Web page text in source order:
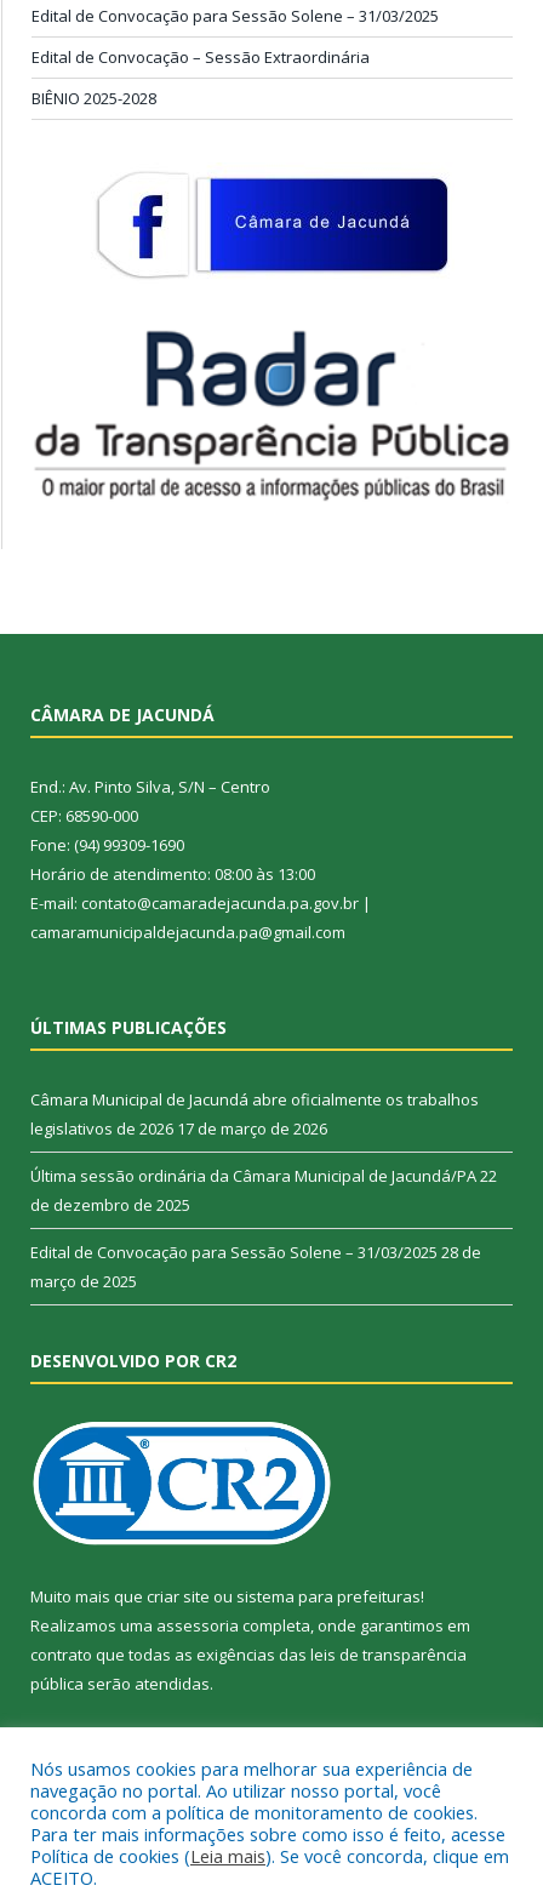
Edital de Convocação para Sessão Solene – 31/03/2025
Edital de Convocação – Sessão Extraordinária
BIÊNIO 2025-2028
CÂMARA DE JACUNDÁ
End.: Av. Pinto Silva, S/N – Centro
CEP: 68590-000
Fone: (94) 99309-1690
Horário de atendimento: 08:00 às 13:00
E-mail: contato@camaradejacunda.pa.gov.br |
camaramunicipaldejacunda.pa@gmail.com
ÚLTIMAS PUBLICAÇÕES
Câmara Municipal de Jacundá abre oficialmente os trabalhos
legislativos de 2026 17 de março de 2026
Última sessão ordinária da Câmara Municipal de Jacundá/PA22
de dezembro de 2025
Edital de Convocação para Sessão Solene – 31/03/2025 28 de
março de 2025
DESENVOLVIDO POR CR2
Muito mais que criar site ou sistema para prefeituras!
Realizamos uma assessoria completa, onde garantimos em
contrato que todas as exigências das leis de transparência
pública serão atendidas.
Todos os direitos reservados a Câmara Municipal de Jacundá.
Nós usamos cookies para melhorar sua experiência de
navegação no portal. Ao utilizar nosso portal, você
concorda com a política de monitoramento de cookies.
Para ter mais informações sobre como isso é feito, acesse
Política de cookies (Leia mais). Se você concorda, clique em
ACEITO.